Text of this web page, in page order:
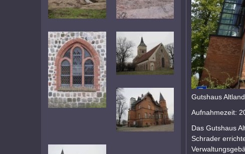
Gutshaus
Aufnahmezeit:
Das Gutshaus
Schrader